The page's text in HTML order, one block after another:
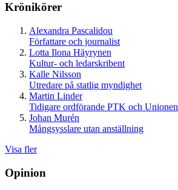
Krönikörer
Alexandra Pascalidou
Författare och journalist
Lotta Ilona Häyrynen
Kultur- och ledarskribent
Kalle Nilsson
Utredare på statlig myndighet
Martin Linder
Tidigare ordförande PTK och Unionen
Johan Murén
Mångsysslare utan anställning
Visa fler
Opinion